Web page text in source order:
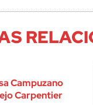
Campuzano
Carpentier